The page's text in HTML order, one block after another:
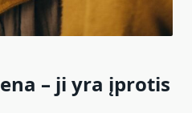
– ji yra įprotis